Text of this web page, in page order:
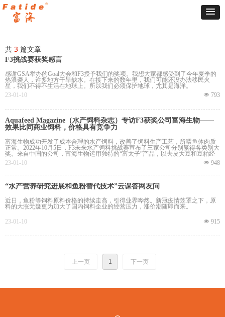
共 3 篇文章
F3挑战赛获奖感言
感谢GSA举办的Goal大会和F3授予我们的奖项。我想大家都感受到了今年夏季的
热浪袭人，许多地方干旱缺水。在接下来的数年里，我们可能还没办法移民火
星，我们不得不生活在地球上。所以我们必须保护地球，尤其是海洋。
넶 793
23-01-10
Aquafeed Magazine（水产饲料杂志）专访F3获奖公司富海生物——
效果比同商业饲料，价格具有竞争力
富海生物成功开发了成本合理的水产饲料，改善了饲料生产工艺，所喂鱼体肉质
正常。2022年10月5日，F3未来水产饲料挑战赛宣布了三家公司分别赢得各类别大
奖。来自中国的公司，富海生物运用独特的“富太子”产品，以去皮大豆和豆粕经
过微生物和酶的液体发酵，作为主要原料生产的加州鲈饲料，成功荣获肉食性鱼
类挑战赛大奖。Aquafeed Magazine（水产饲料杂志）对富海生物公司水产总监余
넶 948
23-01-10
“水产营养研究进展和鱼粉替代技术”云课答网友问
近日，鱼粉等饲料原料价格的持续走高，引得业界哗然。新冠疫情笼罩之下，原
料的大涨无疑更为加大了国内饲料企业的经营压力，涨价潮随即而来。
넶 915
23-01-10
上一页 1 下一页